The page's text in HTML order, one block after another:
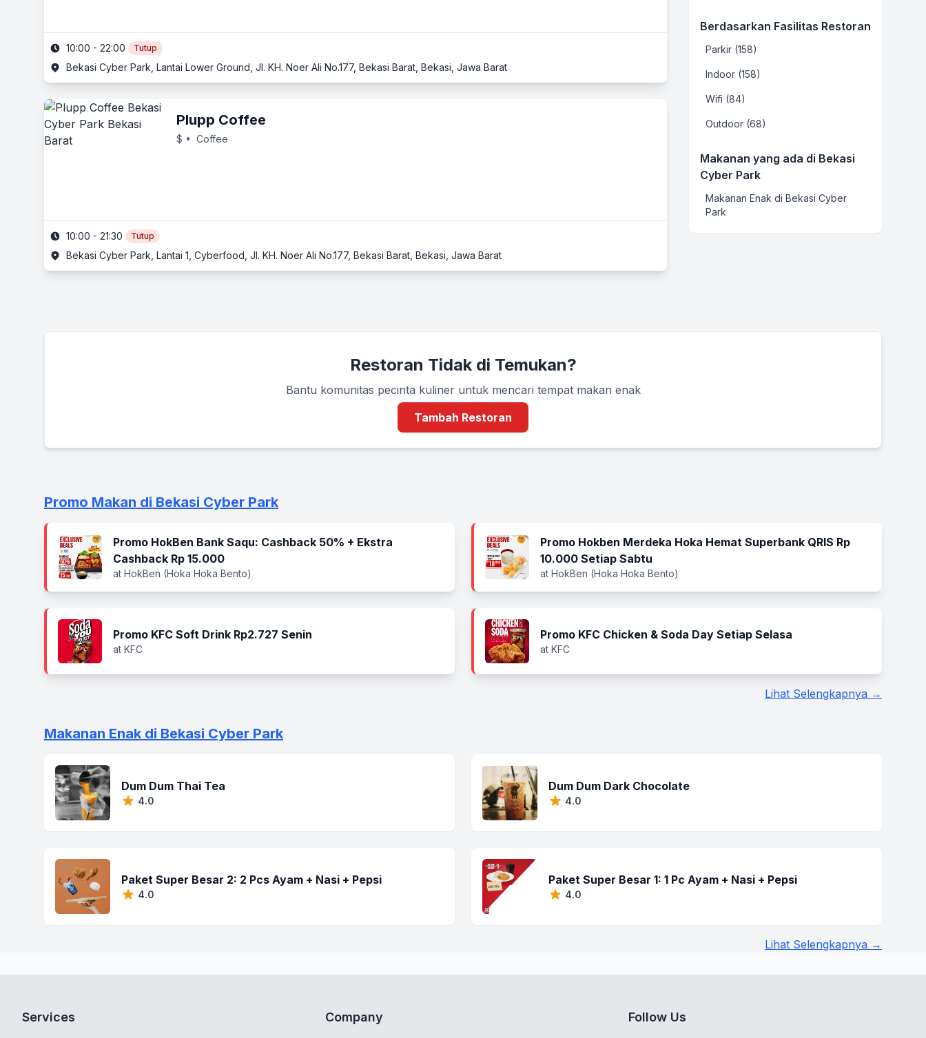
10:00 - 22:00 Tutup
Bekasi Cyber Park, Lantai Lower Ground, Jl. KH. Noer Ali No.177, Bekasi Barat, Bekasi, Jawa Barat
Plupp Coffee
$ • Coffee
10:00 - 21:30 Tutup
Bekasi Cyber Park, Lantai 1, Cyberfood, Jl. KH. Noer Ali No.177, Bekasi Barat, Bekasi, Jawa Barat
Berdasarkan Fasilitas Restoran
Parkir (158)
Indoor (158)
Wifi (84)
Outdoor (68)
Makanan yang ada di Bekasi
Cyber Park
Makanan Enak di Bekasi Cyber
Park
Restoran Tidak di Temukan?
Bantu komunitas pecinta kuliner untuk mencari tempat makan enak
Tambah Restoran
Promo Makan di Bekasi Cyber Park
Promo HokBen Bank Saqu: Cashback 50% + Ekstra
Cashback Rp 15.000
at HokBen (Hoka Hoka Bento)
Promo Hokben Merdeka Hoka Hemat Superbank QRIS Rp
10.000 Setiap Sabtu
at HokBen (Hoka Hoka Bento)
Promo KFC Soft Drink Rp2.727 Senin
at KFC
Promo KFC Chicken & Soda Day Setiap Selasa
at KFC
Lihat Selengkapnya →
Makanan Enak di Bekasi Cyber Park
Dum Dum Thai Tea
4.0
Dum Dum Dark Chocolate
4.0
Paket Super Besar 2: 2 Pcs Ayam + Nasi + Pepsi
4.0
Paket Super Besar 1: 1 Pc Ayam + Nasi + Pepsi
4.0
Lihat Selengkapnya →
Services Company Follow Us